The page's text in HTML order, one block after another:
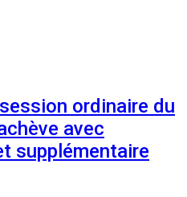
ordinaire du
avec
supplémentaire